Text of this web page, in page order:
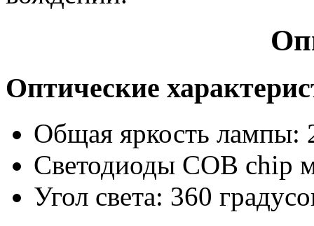
Оптические
Общая яркость лампы:
Светодиоды COB chip
Угол света: 360